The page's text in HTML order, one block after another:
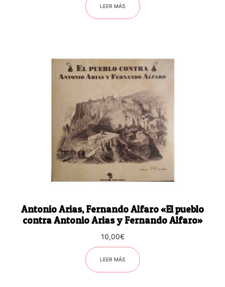
LEER MÁS
Antonio Arias, Fernando Alfaro «El pueblo
contra Antonio Arias y Fernando Alfaro»
10,00€
LEER MÁS